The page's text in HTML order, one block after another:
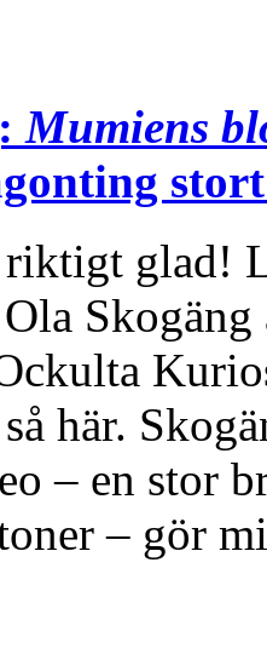
Mumiens
riktigt glad!
här.
– en stor
– gör